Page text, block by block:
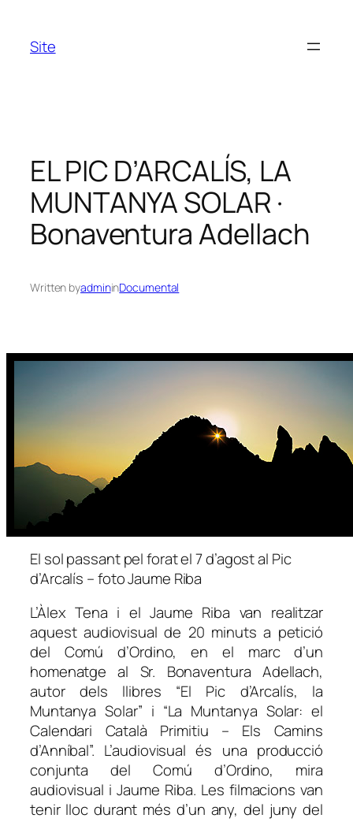
content
Site
EL PIC D’ARCALÍS, LA
MUNTANYA SOLAR ·
Bonaventura Adellach
Written byadmininDocumental
El sol passant pel forat el 7 d’agost al Pic
d’Arcalís – foto Jaume Riba
L’Àlex Tena i el Jaume Riba van realitzar
aquest audiovisual de 20 minuts a petició
del Comú d’Ordino, en el marc d’un
homenatge al Sr. Bonaventura Adellach,
autor dels llibres “El Pic d’Arcalís, la
Muntanya Solar” i “La Muntanya Solar: el
Calendari Català Primitiu – Els Camins
d’Anníbal”. L’audiovisual és una producció
conjunta del Comú d’Ordino, mira
audiovisual i Jaume Riba. Les filmacions van
tenir lloc durant més d’un any, del juny del